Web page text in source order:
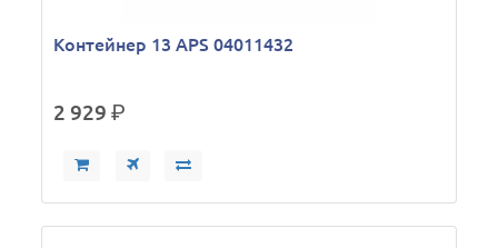
Контейнер 13 APS 04011432
2 929р.